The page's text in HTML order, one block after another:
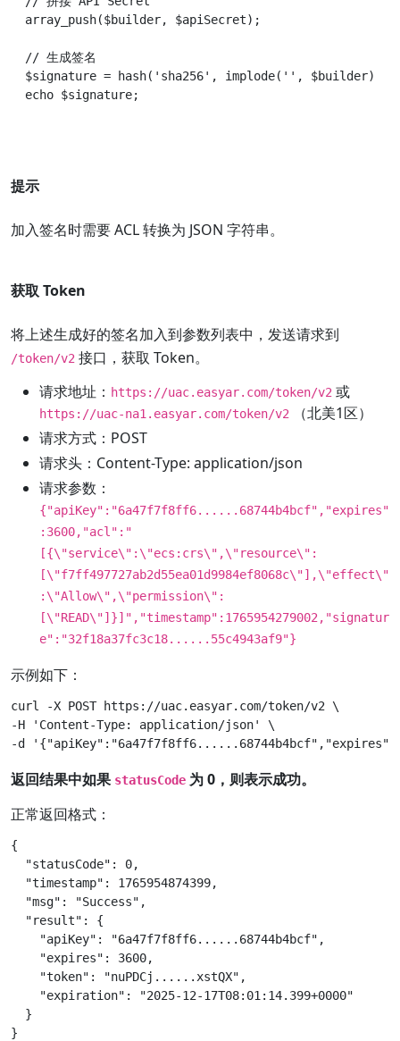
array_push($builder, $apiSecret);
// 生成签名
$signature = hash('sha256', implode('', $builder));
提示
加入签名时需要 ACL 转换为 JSON 字符串。
获取 Token
将上述生成好的签名加入到参数列表中，发送请求到
/token/v2 接口，获取 Token。
请求地址： https://uac.easyar.com/token/v2 或
https://uac-na1.easyar.com/token/v2
（北美1区）
请求方式：POST
请求头：Content-Type: application/json
请求参数：
{"apiKey":"6a47f7f8ff6......68744b4bcf","expires"
:3600,"acl":"
[{\"service\":\"ecs:crs\",\"resource\":
[\"f7ff497727ab2d55ea01d9984ef8068c\"],\"effect\"
:\"Allow\",\"permission\":
[\"READ\"]}]","timestamp":1765954279002,"signatur
e":"32f18a37fc3c18......55c4943af9"}
示例如下：
curl -X POST https://uac.easyar.com/token/v2 \
-H 'Content-Type: application/json' \
返回结果中如果 statusCode 为 0，则表示成功。
正常返回格式：
{
  "statusCode": 0,
  "timestamp": 1765954874399,
  "msg": "Success",
  "result": {
    "apiKey": "6a47f7f8ff6......68744b4bcf",
    "expires": 3600,
    "token": "nuPDCj......xstQX",
    "expiration": "2025-12-17T08:01:14.399+0000"
  }